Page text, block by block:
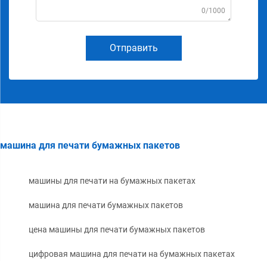
0/1000
Отправить
машина для печати бумажных пакетов
машины для печати на бумажных пакетах
машина для печати бумажных пакетов
цена машины для печати бумажных пакетов
цифровая машина для печати на бумажных пакетах